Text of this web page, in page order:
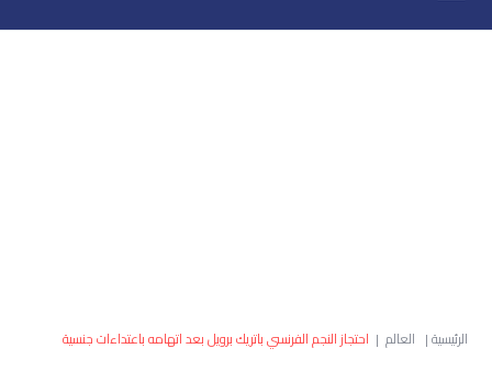
اقتصاد
العالم الرئيسية| العالم | احتجاز النجم الفرنسي باتريك برويل بعد اتهامه باعتداءات جنسية